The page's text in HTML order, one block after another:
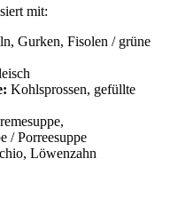
mit:
Gurken, Fisolen / grüne
Kohlsprossen, gefüllte
/ Porreesuppe
Löwenzahn